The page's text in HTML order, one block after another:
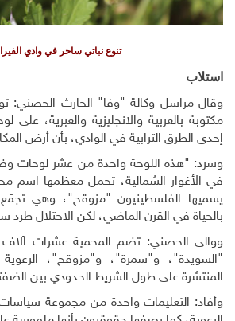
تنوع نباتي ساحر في وادي
استلاب
وقال مراسل وكالة "وفا" الحارث الحصني:
مكتوبة بالعربية والانجليزية والعبرية،
إحدى الطرق الترابية في الوادي، بأن أرض
وسرد: "هذه اللوحة واحدة من عشر لوحات
في الأغوار الشمالية، تحمل معظمها اسم
يسميها الفلسطينيون "مزوقح"، وهي
بالحياة في القرن الماضي، لكن الاحتلال طرد
ووالى الحصني: تضم المحمية عشرات
"السويدة"، و"سمرة"، و"مزوقح"، الرعوية
المنتشرة على طول الشريط الحدودي بين
وأفاد: التعليمات واحدة من مجموعة